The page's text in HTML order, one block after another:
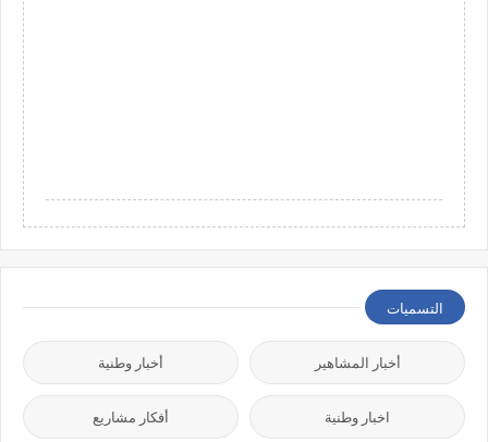
التسميات
أخبار المشاهير أخبار وطنية
اخبار وطنية أفكار مشاريع